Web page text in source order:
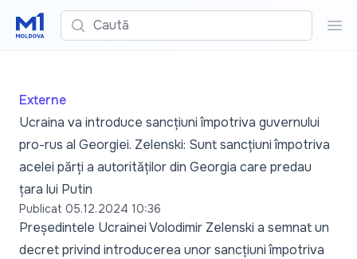
Caută
Externe
Ucraina va introduce sancțiuni împotriva guvernului
pro-rus al Georgiei. Zelenski: Sunt sancțiuni împotriva
acelei părți a autorităților din Georgia care predau
țara lui Putin
Publicat 05.12.2024 10:36
Președintele Ucrainei Volodimir Zelenski a semnat un
decret privind introducerea unor sancțiuni împotriva